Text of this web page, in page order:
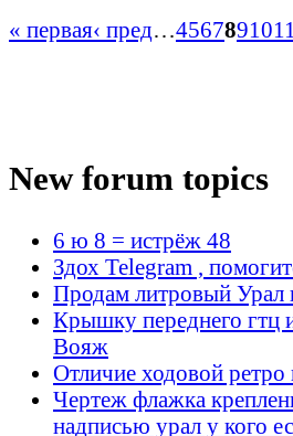
« первая‹ пред 4567891011
New forum topics
6 ю 8 = истрёж 48
Здох Telegram ,
Продам литровый Урал
Крышку переднего гтц
Вояж
Отличие ходовой ретро
Чертеж флажка
надписью урал у кого